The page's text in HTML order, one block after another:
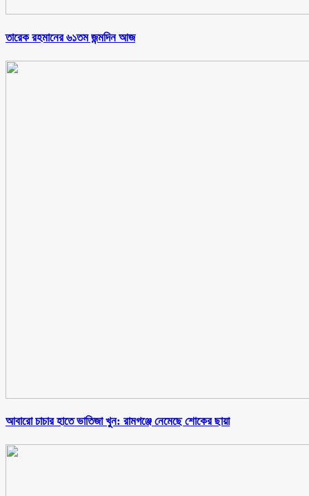
তারেক রহমানের ৬১তম জন্মদিন আজ
আবারো চাচার হাতে ভাতিজা খুন: রামগঞ্জে নেমেছে শোকের ছায়া